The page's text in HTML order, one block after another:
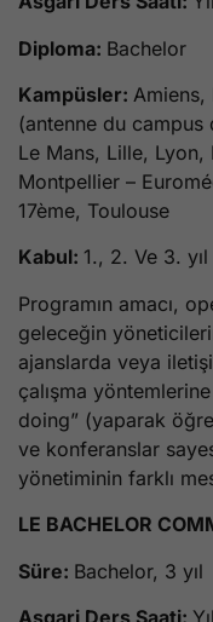
Diploma: Bachelor
Kampüsler: Amiens,
(antenne du campus
Le Mans, Lille, Lyon,
Montpellier –
17ème, Toulouse
Kabul: 1., 2. Ve 3.
Programın amacı,
geleceğin
ajanslarda veya
çalışma
doing” (yaparak
ve konferanslar
yönetiminin farklı
LE BACHELOR
Süre: Bachelor, 3 yıl
Asgari Ders Saati: